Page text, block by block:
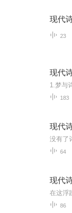
现代
23
现代
183
现代
没有了
64
现代
在这浮
86